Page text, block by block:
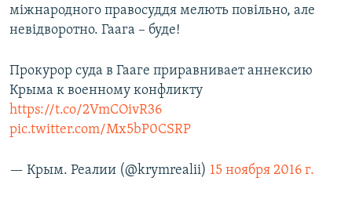
міжнародного правосуддя мелють повільно, але
невідворотно. Гаага – буде!
Прокурор суда в Гааге приравнивает аннексию
Крыма к военному конфликту
https://t.co/2VmCOivR36
pic.twitter.com/Mx5bP0CSRP
— Крым. Реалии (@krymrealii) 15 ноября 2016 г.